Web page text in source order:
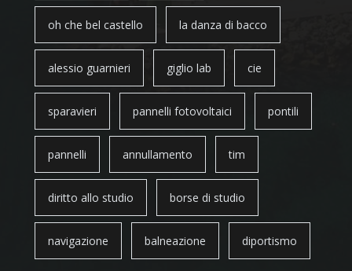
oh che bel castello la danza di bacco
alessio guarnieri giglio lab cie
sparavieri pannelli fotovoltaici pontili
pannelli annullamento tim
diritto allo studio borse di studio
navigazione balneazione diportismo